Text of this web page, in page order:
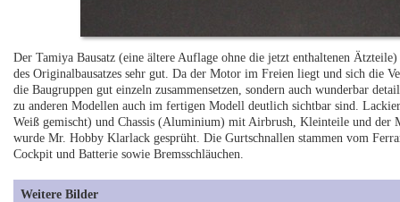
Der Tamiya Bausatz (eine ältere Auflage ohne die jetzt enthaltenen
des Originalbausatzes sehr gut. Da der Motor im Freien liegt und sich die
die Baugruppen gut einzeln zusammensetzen, sondern auch wunderbar
zu anderen Modellen auch im fertigen Modell deutlich sichtbar sind.
Weiß gemischt) und Chassis (Aluminium) mit Airbrush, Kleinteile und der
wurde Mr. Hobby Klarlack gesprüht. Die Gurtschnallen stammen vom
Cockpit und Batterie sowie Bremsschläuchen.
Weitere Bilder